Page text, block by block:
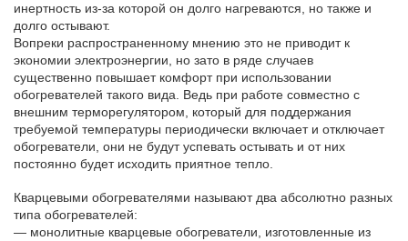
инертность из-за которой он долго нагреваются, но также и
долго остывают.
Вопреки распространенному мнению это не приводит к
экономии электроэнергии, но зато в ряде случаев
существенно повышает комфорт при использовании
обогревателей такого вида. Ведь при работе совместно с
внешним терморегулятором, который для поддержания
требуемой температуры периодически включает и отключает
обогреватели, они не будут успевать остывать и от них
постоянно будет исходить приятное тепло.
Кварцевыми обогревателями называют два абсолютно разных
типа обогревателей:
— монолитные кварцевые обогреватели, изготовленные из